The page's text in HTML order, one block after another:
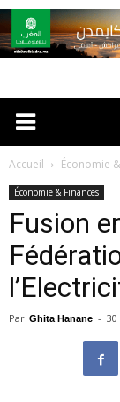
Accueil Économie
Économie & Finances
Fusion
Par Ghita Hanane - 30